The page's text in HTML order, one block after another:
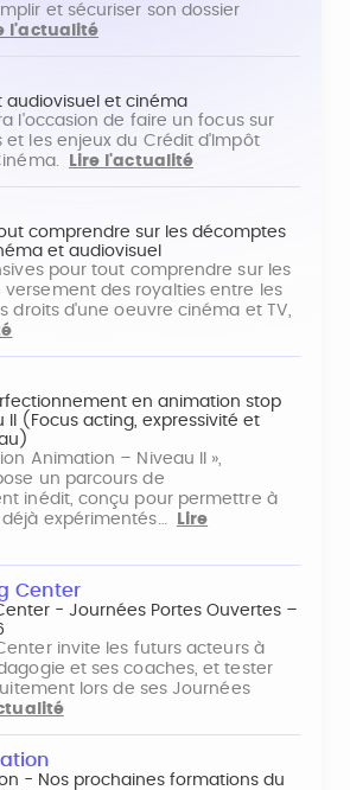
et sécuriser son dossier
l'actualité
audiovisuel et cinéma
l'occasion de faire un focus sur
et les enjeux du Crédit d'Impôt
Lire l'actualité
comprendre sur les décomptes
et audiovisuel
pour tout comprendre sur les
versement des royalties entre les
droits d'une oeuvre cinéma et TV,
en animation stop
II (Focus acting, expressivité et
Animation – Niveau II »,
un parcours de
inédit, conçu pour permettre à
expérimentés…
Lire
Center
- Journées Portes Ouvertes –
invite les futurs acteurs à
et ses coaches, et tester
lors de ses Journées
- Nos prochaines formations du